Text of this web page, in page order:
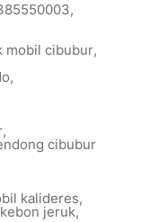
,
mobil cibubur,
,
,
cibubur
kalideres,
jeruk,